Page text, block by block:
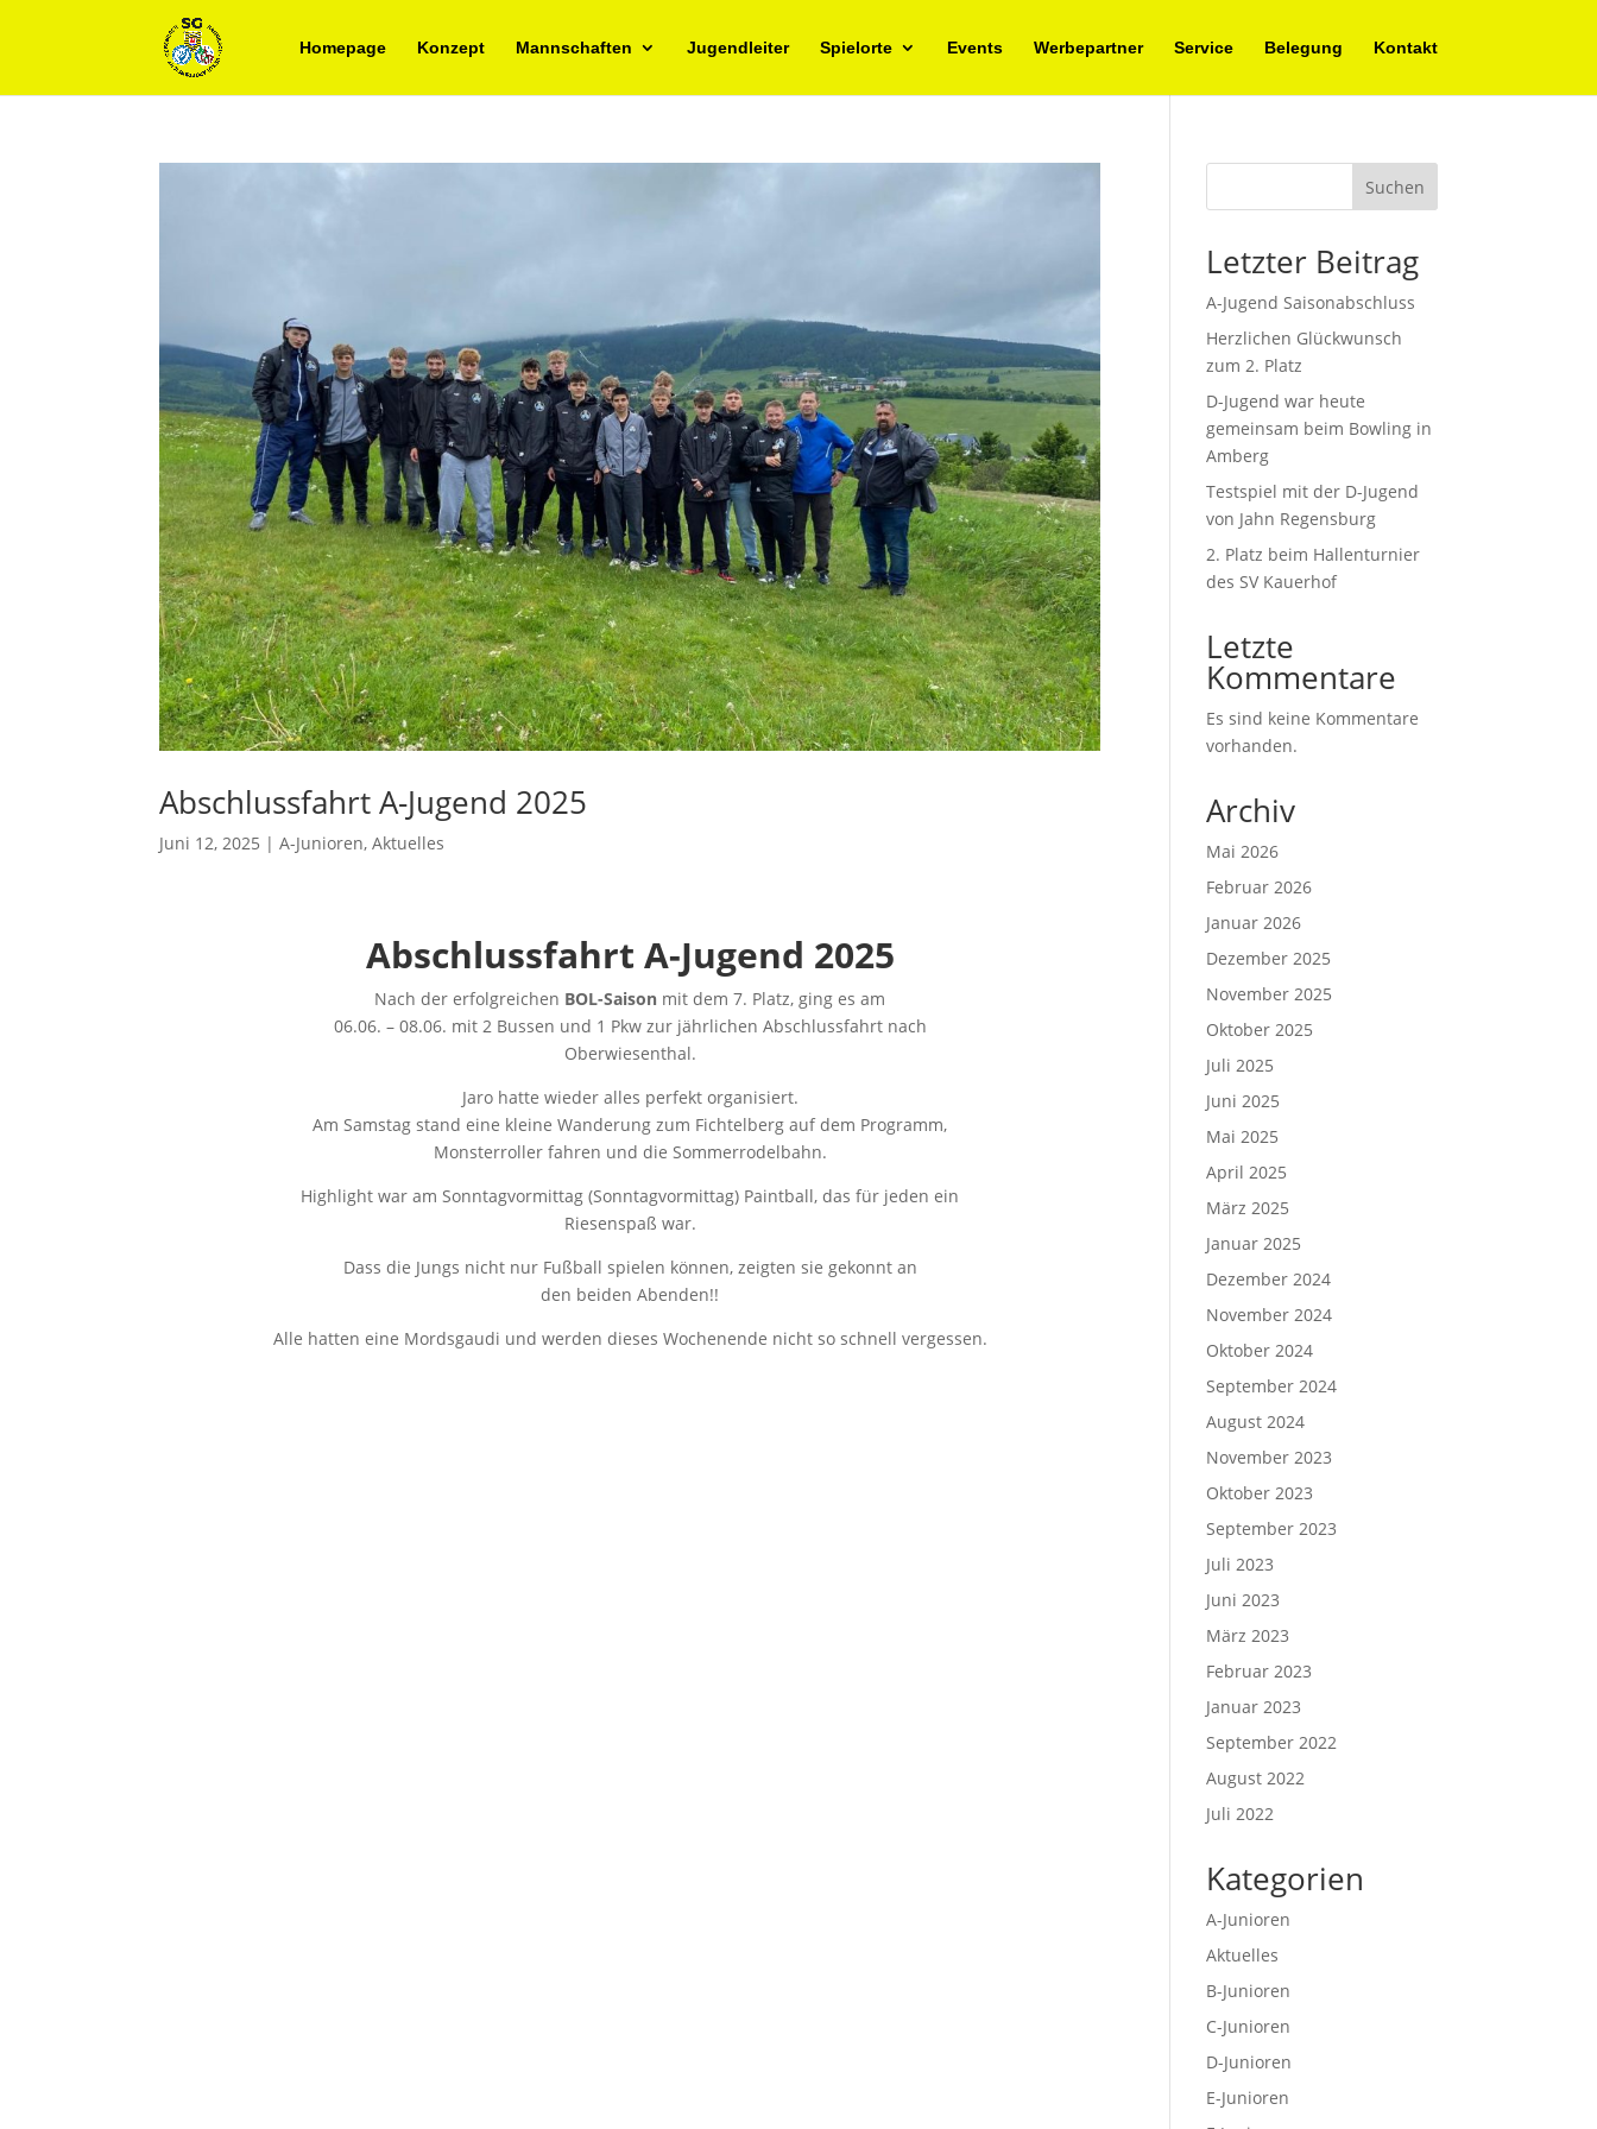
Homepage Konzept Mannschaften Jugendleiter Spielorte Events Werbepartner Service Belegung Kontakt
Abschlussfahrt A-Jugend 2025
Juni 12, 2025 |A-Junioren,Aktuelles
Abschlussfahrt A-Jugend 2025
Nach der erfolgreichen BOL-Saison mit dem 7. Platz, ging es am
06.06. – 08.06. mit 2 Bussen und 1 Pkw zur jährlichen Abschlussfahrt nach
Oberwiesenthal.
Jaro hatte wieder alles perfekt organisiert.
Am Samstag stand eine kleine Wanderung zum Fichtelberg auf dem Programm,
Monsterroller fahren und die Sommerrodelbahn.
Highlight war am Sonntagvormittag (Sonntagvormittag) Paintball, das für jeden ein
Riesenspaß war.
Dass die Jungs nicht nur Fußball spielen können, zeigten sie gekonnt an
den beiden Abenden!!
Alle hatten eine Mordsgaudi und werden dieses Wochenende nicht so schnell vergessen.
Suchen
Letzter Beitrag
A-Jugend Saisonabschluss
Herzlichen Glückwunsch
zum 2. Platz
D-Jugend war heute
gemeinsam beim Bowling in
Amberg
Testspiel mit der D-Jugend
von Jahn Regensburg
2. Platz beim Hallenturnier
des SV Kauerhof
Letzte
Kommentare
Es sind keine Kommentare
vorhanden.
Archiv
Mai 2026
Februar 2026
Januar 2026
Dezember 2025
November 2025
Oktober 2025
Juli 2025
Juni 2025
Mai 2025
April 2025
März 2025
Januar 2025
Dezember 2024
November 2024
Oktober 2024
September 2024
August 2024
November 2023
Oktober 2023
September 2023
Juli 2023
Juni 2023
März 2023
Februar 2023
Januar 2023
September 2022
August 2022
Juli 2022
Kategorien
A-Junioren
Aktuelles
B-Junioren
C-Junioren
D-Junioren
E-Junioren